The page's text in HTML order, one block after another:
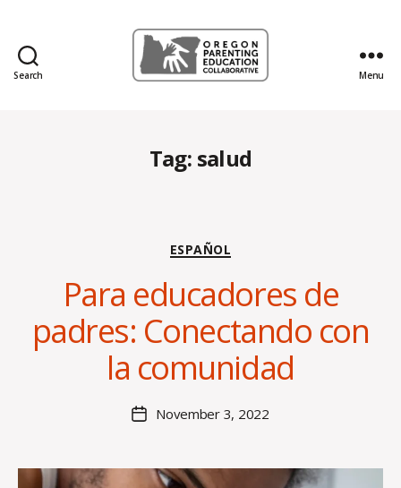
Search
Collaborative
Blog
Menu
Tag: salud
Categories
ESPAÑOL
Para educadores de
padres: Conectando con
la comunidad
author
B
y
L
i
n
s
S
PostNovember 3, 2022